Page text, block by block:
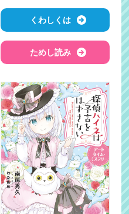
くわしくは
ためし読み